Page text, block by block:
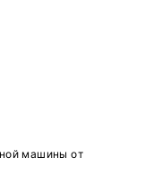
машины от